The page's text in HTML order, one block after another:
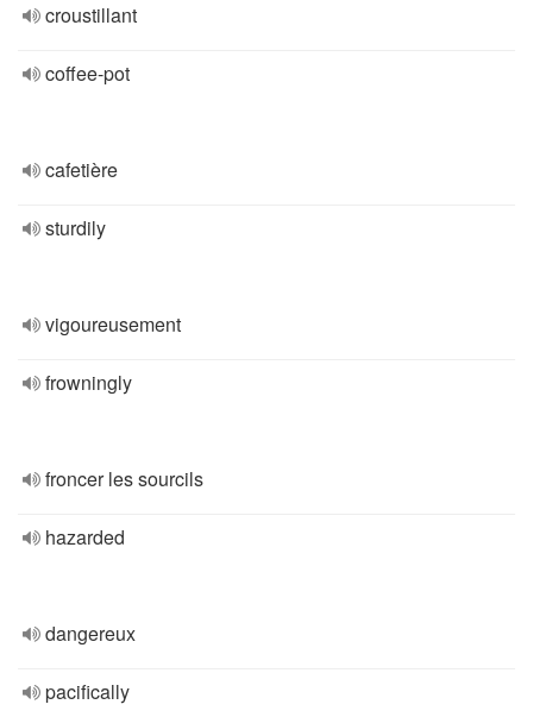
croustillant
coffee-pot
cafetière
sturdily
vigoureusement
frowningly
froncer les sourcils
hazarded
dangereux
pacifically